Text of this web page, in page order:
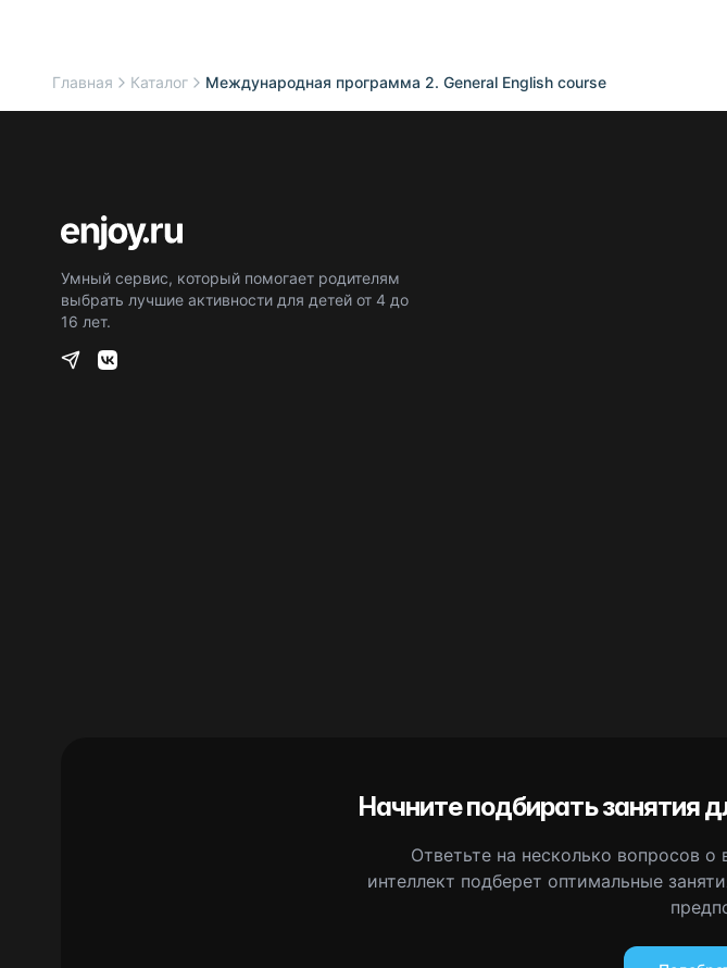
Главная Каталог Международная программа 2. General English course
Умный сервис, который помогает родителям
выбрать лучшие активности для детей от 4 до
16 лет.
Начните подбирать занятия
Ответьте на несколько вопросов
интеллект подберет оптимальные